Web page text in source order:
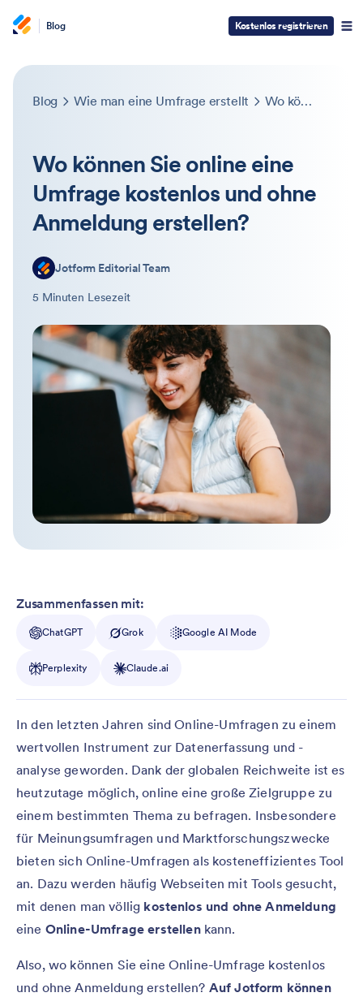
Blog Kostenlos registrieren
Blog Wie man eine Umfrage erstellt Wo können Sie online eine Umfrage kostenlos und ohne Anmeldung erstellen?
Wo können Sie online eine
Umfrage kostenlos und ohne
Anmeldung erstellen?
Jotform Editorial Team
5 Minuten Lesezeit
Zusammenfassen mit:
ChatGPT Grok Google AI Mode
Perplexity Claude.ai
In den letzten Jahren sind Online-Umfragen zu einem
wertvollen Instrument zur Datenerfassung und -
analyse geworden. Dank der globalen Reichweite ist es
heutzutage möglich, online eine große Zielgruppe zu
einem bestimmten Thema zu befragen. Insbesondere
für Meinungsumfragen und Marktforschungszwecke
bieten sich Online-Umfragen als kosteneffizientes Tool
an. Dazu werden häufig Webseiten mit Tools gesucht,
mit denen man völlig kostenlos und ohne Anmeldung
eine Online-Umfrage erstellenkann.
Also, wo können Sie eine Online-Umfrage kostenlos
und ohne Anmeldung erstellen? Auf Jotform können